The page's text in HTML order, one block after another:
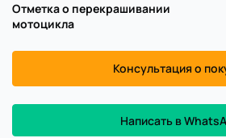
Отметка о перекрашивании
мотоцикла
Консультация о
Написать в